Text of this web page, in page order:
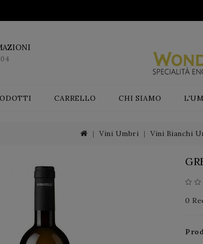
CARRELLO CHI SIAMO
Vini Umbri Vini Bianchi
0